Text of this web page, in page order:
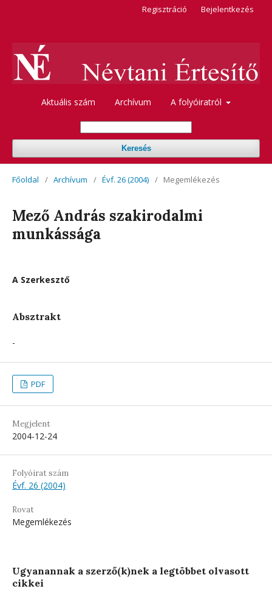
Aktuális szám Archívum A folyóiratról
Keresés
Regisztráció Bejelentkezés
Főoldal / Archívum / Évf. 26 (2004) / Megemlékezés
Mező András szakirodalmi
munkássága
A Szerkesztő
Absztrakt
-
PDF
Megjelent
2004-12-24
Folyóirat szám
Évf. 26 (2004)
Rovat
Megemlékezés
Ugyanannak a szerző(k)nek a legtöbbet olvasott
cikkei